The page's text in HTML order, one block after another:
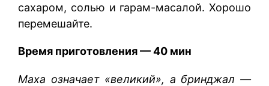
сахаром, солью и гарам-масалой. Хорошо
перемешайте.
Время приготовления — 40 мин
Маха означает «великий», а бринджал —